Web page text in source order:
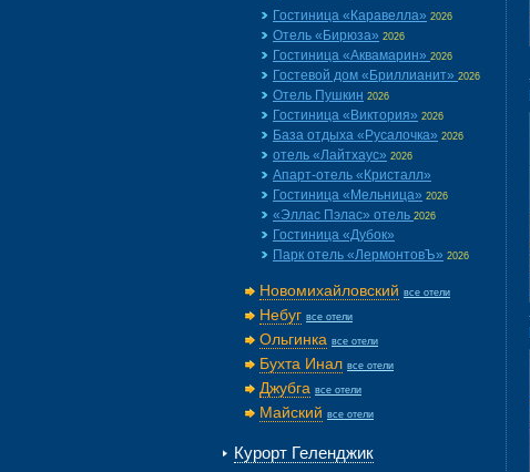
Гостиница «Каравелла» 2026
Отель «Бирюза» 2026
Гостиница «Аквамарин» 2026
Гостевой дом «Бриллианит» 2026
Отель Пушкин 2026
Гостиница «Виктория» 2026
База отдыха «Русалочка» 2026
отель «Лайтхаус» 2026
Апарт-отель «Кристалл»
Гостиница «Мельница» 2026
«Эллас Пэлас» отель 2026
Гостиница «Дубок»
Парк отель «ЛермонтовЪ» 2026
Новомихайловский все отели
Небуг все отели
Ольгинка все отели
Бухта Инал все отели
Джубга все отели
Майский все отели
Курорт Геленджик